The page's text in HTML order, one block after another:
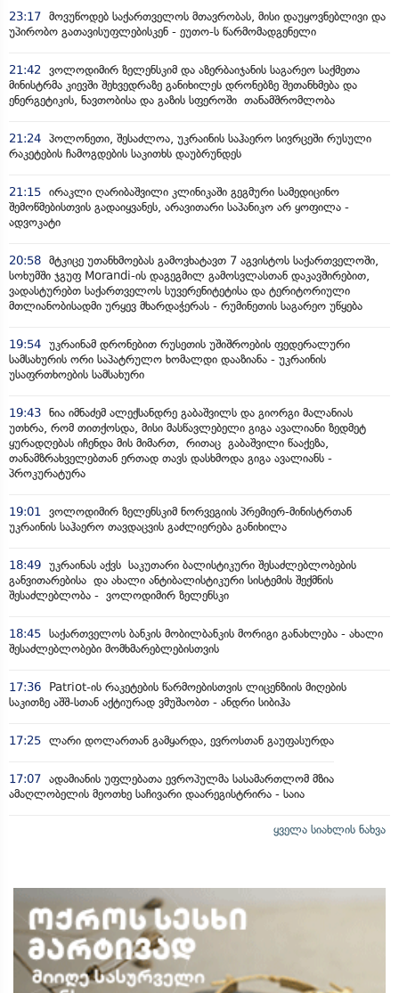
23:17 მოვუწოდებ საქართველოს მთავრობას, მისი დაუყოვნებლივი და
უპირობო გათავისუფლებისკენ - ეუთო-ს წარმომადგენელი
21:42
ვოლოდიმირ ზელენსკიმ და აზერბაიჯანის საგარეო საქმეთა
მინისტრმა კიევში შეხვედრაზე განიხილეს დრონებზე შეთანხმება და
ენერგეტიკის, ნავთობისა და გაზის სფეროში თანამშრომლობა
21:24 პოლონეთი, შესაძლოა, უკრაინის საჰაერო სივრცეში რუსული
რაკეტების ჩამოგდების საკითხს დაუბრუნდეს
21:15 ირაკლი ღარიბაშვილი კლინიკაში გეგმური სამედიცინო
შემოწმებისთვის გადაიყვანეს, არავითარი საპანიკო არ ყოფილა -
ადვოკატი
20:58 მტკიცე უთანხმოებას გამოვხატავთ 7 აგვისტოს საქართველოში,
სოხუმში ჯგუფ Morandi-ის დაგეგმილ გამოსვლასთან დაკავშირებით,
ვადასტურებთ საქართველოს სუვერენიტეტისა და ტერიტორიული
მთლიანობისადმი ურყევ მხარდაჭერას - რუმინეთის საგარეო უწყება
19:54 უკრაინამ დრონებით რუსეთის უშიშროების ფედერალური
სამსახურის ორი საპატრულო ხომალდი დააზიანა - უკრაინის
უსაფრთხოების სამსახური
19:43 ნია იმნაძემ ალექსანდრე გაბაშვილს და გიორგი მალანიას
უთხრა, რომ თითქოსდა, მისი მასწავლებელი გიგა ავალიანი ზედმეტ
ყურადღებას იჩენდა მის მიმართ, რითაც გაბაშვილი წააქეზა,
თანამზრახველებთან ერთად თავს დასხმოდა გიგა ავალიანს -
პროკურატურა
19:01
ვოლოდიმირ ზელენსკიმ ნორვეგიის პრემიერ-მინისტრთან
უკრაინის საჰაერო თავდაცვის გაძლიერება განიხილა
18:49 უკრაინას აქვს საკუთარი ბალისტიკური შესაძლებლობების
განვითარებისა და ახალი ანტიბალისტიკური სისტემის შექმნის
შესაძლებლობა - ვოლოდიმირ ზელენსკი
18:45 საქართველოს ბანკის მობილბანკის მორიგი განახლება - ახალი
შესაძლებლობები მომხმარებლებისთვის
17:36
Patriot-ის რაკეტების წარმოებისთვის ლიცენზიის მიღების
საკითზე აშშ-სთან აქტიურად ვმუშაობთ - ანდრი სიბიჰა
17:25 ლარი დოლართან გამყარდა, ევროსთან გაუფასურდა
17:07 ადამიანის უფლებათა ევროპულმა სასამართლომ მზია
ამაღლობელის მეოთხე საჩივარი დაარეგისტრირა - საია
ყველა სიახლის ნახვა